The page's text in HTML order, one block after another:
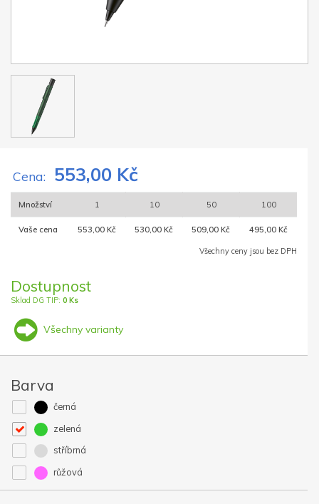
Cena: 553,00 Kč
Množství 1 10 50 100
Vaše cena 553,00 Kč 530,00 Kč 509,00 Kč 495,00 Kč
Všechny ceny jsou bez DPH
Dostupnost
Sklad DG TIP: 0 Ks
Všechny varianty
Barva
černá
zelená
stříbrná
růžová